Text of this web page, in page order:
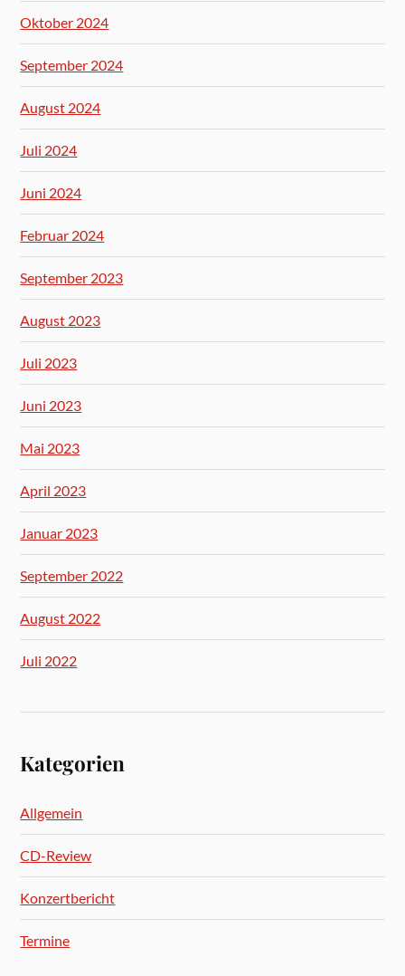
Oktober 2024
September 2024
August 2024
Juli 2024
Juni 2024
Februar 2024
September 2023
August 2023
Juli 2023
Juni 2023
Mai 2023
April 2023
Januar 2023
September 2022
August 2022
Juli 2022
Kategorien
Allgemein
CD-Review
Konzertbericht
Termine